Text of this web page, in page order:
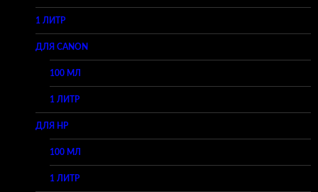
1 ЛИТР
ДЛЯ CANON
100 МЛ
1 ЛИТР
ДЛЯ HP
100 МЛ
1 ЛИТР